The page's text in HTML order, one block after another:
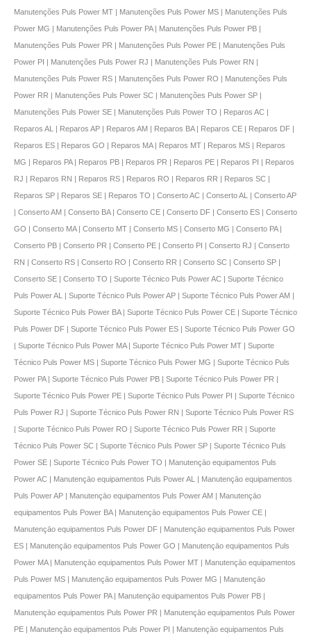
Manutenções Puls Power MT | Manutenções Puls Power MS | Manutenções Puls
Power MG | Manutenções Puls Power PA | Manutenções Puls Power PB |
Manutenções Puls Power PR | Manutenções Puls Power PE | Manutenções Puls
Power PI | Manutenções Puls Power RJ | Manutenções Puls Power RN |
Manutenções Puls Power RS | Manutenções Puls Power RO | Manutenções Puls
Power RR | Manutenções Puls Power SC | Manutenções Puls Power SP |
Manutenções Puls Power SE | Manutenções Puls Power TO | Reparos AC |
Reparos AL | Reparos AP | Reparos AM | Reparos BA | Reparos CE | Reparos DF |
Reparos ES | Reparos GO | Reparos MA | Reparos MT | Reparos MS | Reparos
MG | Reparos PA | Reparos PB | Reparos PR | Reparos PE | Reparos PI | Reparos
RJ | Reparos RN | Reparos RS | Reparos RO | Reparos RR | Reparos SC |
Reparos SP | Reparos SE | Reparos TO | Conserto AC | Conserto AL | Conserto AP
| Conserto AM | Conserto BA | Conserto CE | Conserto DF | Conserto ES | Conserto
GO | Conserto MA | Conserto MT | Conserto MS | Conserto MG | Conserto PA |
Conserto PB | Conserto PR | Conserto PE | Conserto PI | Conserto RJ | Conserto
RN | Conserto RS | Conserto RO | Conserto RR | Conserto SC | Conserto SP |
Conserto SE | Conserto TO | Suporte Técnico Puls Power AC | Suporte Técnico
Puls Power AL | Suporte Técnico Puls Power AP | Suporte Técnico Puls Power AM |
Suporte Técnico Puls Power BA | Suporte Técnico Puls Power CE | Suporte Técnico
Puls Power DF | Suporte Técnico Puls Power ES | Suporte Técnico Puls Power GO
| Suporte Técnico Puls Power MA | Suporte Técnico Puls Power MT | Suporte
Técnico Puls Power MS | Suporte Técnico Puls Power MG | Suporte Técnico Puls
Power PA | Suporte Técnico Puls Power PB | Suporte Técnico Puls Power PR |
Suporte Técnico Puls Power PE | Suporte Técnico Puls Power PI | Suporte Técnico
Puls Power RJ | Suporte Técnico Puls Power RN | Suporte Técnico Puls Power RS
| Suporte Técnico Puls Power RO | Suporte Técnico Puls Power RR | Suporte
Técnico Puls Power SC | Suporte Técnico Puls Power SP | Suporte Técnico Puls
Power SE | Suporte Técnico Puls Power TO | Manutençāo equipamentos Puls
Power AC | Manutençāo equipamentos Puls Power AL | Manutençāo equipamentos
Puls Power AP | Manutençāo equipamentos Puls Power AM | Manutençāo
equipamentos Puls Power BA | Manutençāo equipamentos Puls Power CE |
Manutençāo equipamentos Puls Power DF | Manutençāo equipamentos Puls Power
ES | Manutençāo equipamentos Puls Power GO | Manutençāo equipamentos Puls
Power MA | Manutençāo equipamentos Puls Power MT | Manutençāo equipamentos
Puls Power MS | Manutençāo equipamentos Puls Power MG | Manutençāo
equipamentos Puls Power PA | Manutençāo equipamentos Puls Power PB |
Manutençāo equipamentos Puls Power PR | Manutençāo equipamentos Puls Power
PE | Manutençāo equipamentos Puls Power PI | Manutençāo equipamentos Puls